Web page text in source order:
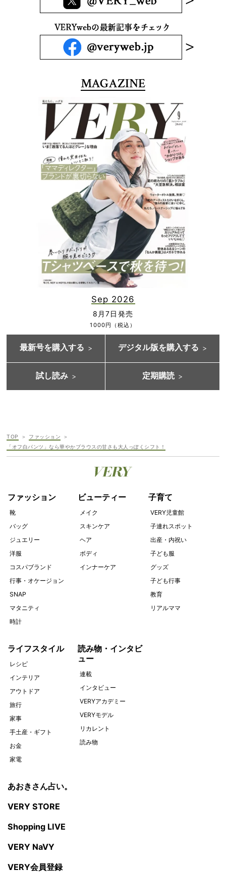
MAGAZINE
Sep 2026
8月7日発売
1000円（税込）
最新号を購入する デジタル版を購入する
試し読み 定期購読
TOP
ファッション
「オフ白パンツ」なら華やかブラウスの甘さも大人っぽくシフト！
ファッション
靴
バッグ
ジュエリー
洋服
コスパブランド
行事・オケージョン
SNAP
マタニティ
時計
ビューティー
メイク
スキンケア
ヘア
ボディ
インナーケア
子育て
VERY児童館
子連れスポット
出産・内祝い
子ども服
グッズ
子ども行事
教育
リアルママ
ライフスタイル
レシピ
インテリア
アウトドア
旅行
家事
手土産・ギフト
お金
家電
読み物・インタビ
ュー
連載
インタビュー
VERYアカデミー
VERYモデル
リカレント
読み物
あおきさん占い。
VERY STORE
Shopping LIVE
VERY NaVY
VERY会員登録